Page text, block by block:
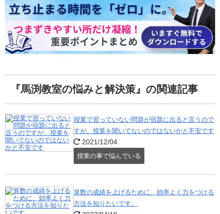
『馬渕教室の悩みと解決策』の関連記事
授業で習っていない問題が宿題に出ると言うので
すが、授業を聞いてないのではないかと不安です
2021/12/04
授業の事で悩んでいる
算数の成績を上げるために、効率よく力をつける
方法を知りたいです。